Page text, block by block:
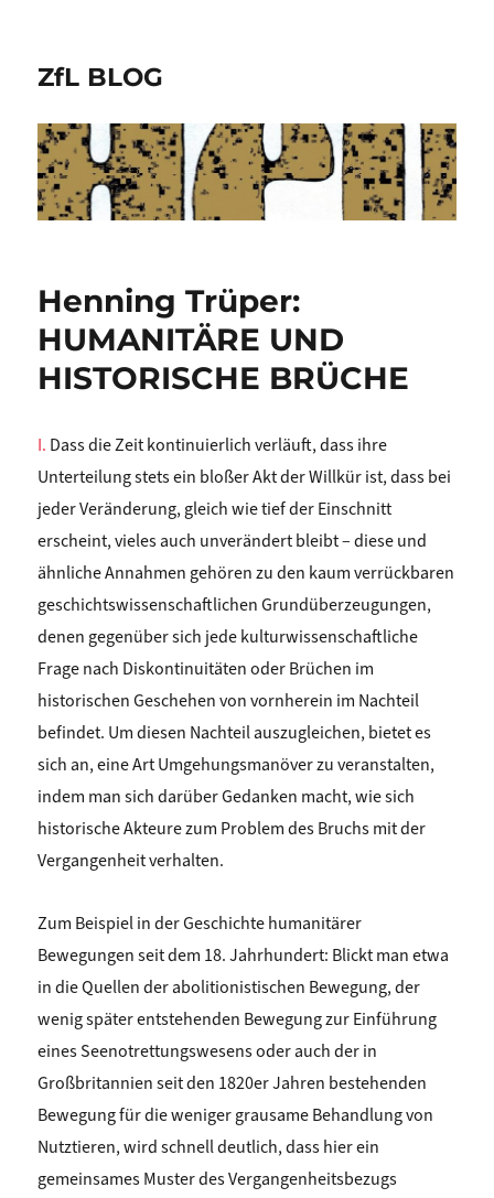
ZfL BLOG
Henning Trüper:
HUMANITÄRE UND
HISTORISCHE BRÜCHE
I. Dass die Zeit kontinuierlich verläuft, dass ihre
Unterteilung stets ein bloßer Akt der Willkür ist, dass bei
jeder Veränderung, gleich wie tief der Einschnitt
erscheint, vieles auch unverändert bleibt – diese und
ähnliche Annahmen gehören zu den kaum verrückbaren
geschichtswissenschaftlichen Grundüberzeugungen,
denen gegenüber sich jede kulturwissenschaftliche
Frage nach Diskontinuitäten oder Brüchen im
historischen Geschehen von vornherein im Nachteil
befindet. Um diesen Nachteil auszugleichen, bietet es
sich an, eine Art Umgehungsmanöver zu veranstalten,
indem man sich darüber Gedanken macht, wie sich
historische Akteure zum Problem des Bruchs mit der
Vergangenheit verhalten.
Zum Beispiel in der Geschichte humanitärer
Bewegungen seit dem 18. Jahrhundert: Blickt man etwa
in die Quellen der abolitionistischen Bewegung, der
wenig später entstehenden Bewegung zur Einführung
eines Seenotrettungswesens oder auch der in
Großbritannien seit den 1820er Jahren bestehenden
Bewegung für die weniger grausame Behandlung von
Nutztieren, wird schnell deutlich, dass hier ein
gemeinsames Muster des Vergangenheitsbezugs